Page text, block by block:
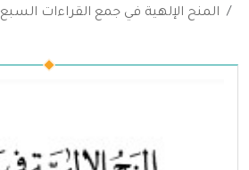
المنح الإلهية في جمع القراءات السبع